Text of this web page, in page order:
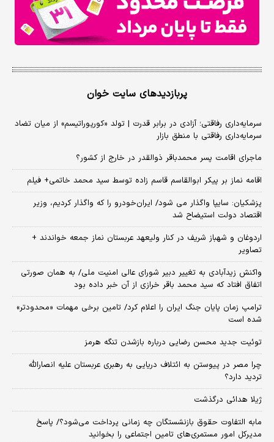
پربازدیدهای سایت خوان
سرمایه‌داری رفاقتی؛ آزادی در برابر قدرت | تولد «کورپوراتیسم» از میان تضاد
سرمایه‌داری رفاقتی با منطق بازار
ماجرای اقامت پسر محمدباقر ذوالقدر در خارج از کشور؟
اقامه نماز بر پیکر ابوالقاسم قاسم زاده توسط سید محمد خاتمی+ فیلم
پزشکیان: سایپا واگذار می شود/ ایران‌خودرو را که واگذار کردیم، وزیر
اقتصاد دولت استیضاح شد
اردوغان و شهباز شریف در کنار ولیعهد عربستان نماز جمعه خواندند +
تصاویر
واکنش زیدآبادی به تغییر دبیر شورای عالی امنیت ملی/ به همان صورتی
اتفاق افتاد که سید محمد باقر خرازی از آن خبر داده بود
ترامپ زمان پایان جنگ ایران را اعلام کرد/ تامین برخی مهمات «محدودتر»
شده است
توئیت جدید محسن رضایی درباره بازشدن تنگه هرمز
چرا مصر در پیوستن به ائتلاف دریایی به رهبری عربستان علیه انصارالله
تردید دارد؟
ژیلا هدائی درگذشت
مابه التفاوت حقوق بازنشستگان چه زمانی پرداخت می‌شود؟/ پاسخ
مدیرکل امور مستمری‌های تامین اجتماعی را بخوانید